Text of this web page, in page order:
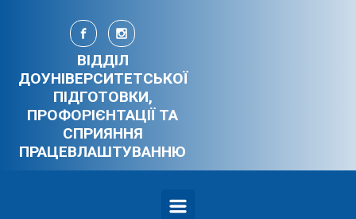
Skip to main content
ВІДДІЛ
ДОУНІВЕРСИТЕТСЬКОЇ
ПІДГОТОВКИ,
ПРОФОРІЄНТАЦІЇ ТА
СПРИЯННЯ
ПРАЦЕВЛАШТУВАННЮ